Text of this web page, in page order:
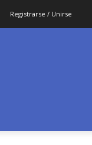
Registrarse / Unirse